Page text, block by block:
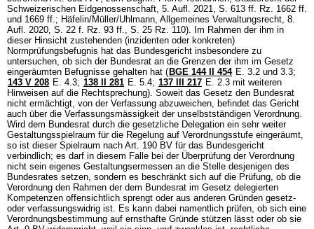
Schweizerischen Eidgenossenschaft, 5. Aufl. 2021, S. 613 ff. Rz. 1662 ff.
und 1669 ff.; Häfelin/Müller/Uhlmann, Allgemeines Verwaltungsrecht, 8.
Aufl. 2020, S. 22 f. Rz. 93 ff., S. 25 Rz. 110). Im Rahmen der ihm in
dieser Hinsicht zustehenden (inzidenten oder konkreten)
Normprüfungsbefugnis hat das Bundesgericht insbesondere zu
untersuchen, ob sich der Bundesrat an die Grenzen der ihm im Gesetz
eingeräumten Befugnisse gehalten hat ( BGE 144 II 454 E. 3.2 und 3.3;
143 V 208 E. 4.3; 138 II 281 E. 5.4; 137 III 217 E. 2.3 mit weiteren
Hinweisen auf die Rechtsprechung). Soweit das Gesetz den Bundesrat
nicht ermächtigt, von der Verfassung abzuweichen, befindet das Gericht
auch über die Verfassungsmässigkeit der unselbstständigen Verordnung.
Wird dem Bundesrat durch die gesetzliche Delegation ein sehr weiter
Gestaltungsspielraum für die Regelung auf Verordnungsstufe eingeräumt,
so ist dieser Spielraum nach Art. 190 BV für das Bundesgericht
verbindlich; es darf in diesem Falle bei der Überprüfung der Verordnung
nicht sein eigenes Gestaltungsermessen an die Stelle desjenigen des
Bundesrates setzen, sondern es beschränkt sich auf die Prüfung, ob die
Verordnung den Rahmen der dem Bundesrat im Gesetz delegierten
Kompetenzen offensichtlich sprengt oder aus anderen Gründen gesetz-
oder verfassungswidrig ist. Es kann dabei namentlich prüfen, ob sich eine
Verordnungsbestimmung auf ernsthafte Gründe stützen lässt oder ob sie